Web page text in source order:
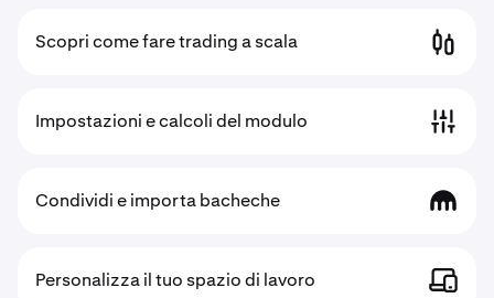
Scopri come fare trading a scala
Impostazioni e calcoli del modulo
Condividi e importa bacheche
Personalizza il tuo spazio di lavoro